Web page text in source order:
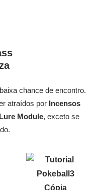
chance de encontro.
atraídos por Incensos
, exceto se